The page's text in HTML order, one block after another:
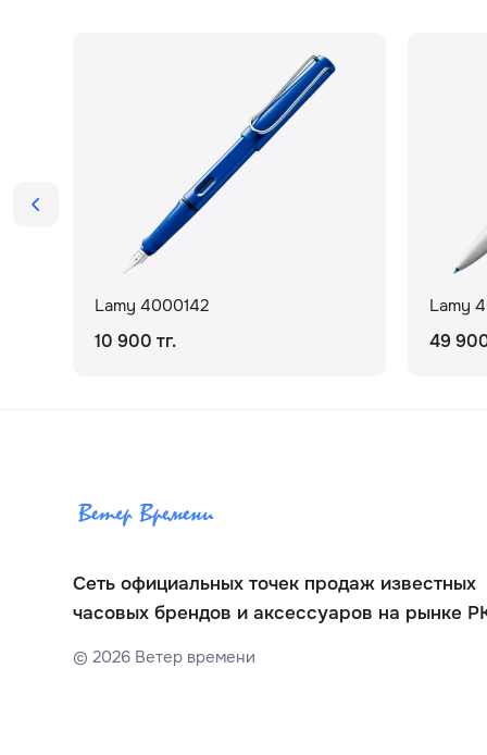
Lamy 4000142
10 900 тг.
Lamy
49
Сеть официальных точек продаж известных
часовых брендов и аксессуаров на рынке
©2026 Ветер времени